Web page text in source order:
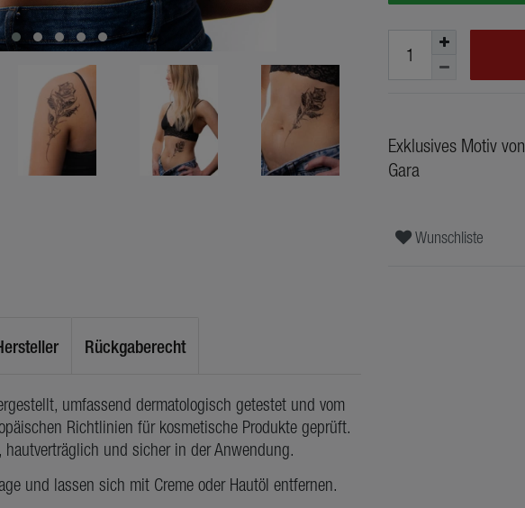
Exklusives Motiv von
Gara
Wunschliste
Rückgaberecht
umfassend dermatologisch getestet und vom
Richtlinien für kosmetische Produkte geprüft.
und sicher in der Anwendung.
und lassen sich mit Creme oder Hautöl entfernen.